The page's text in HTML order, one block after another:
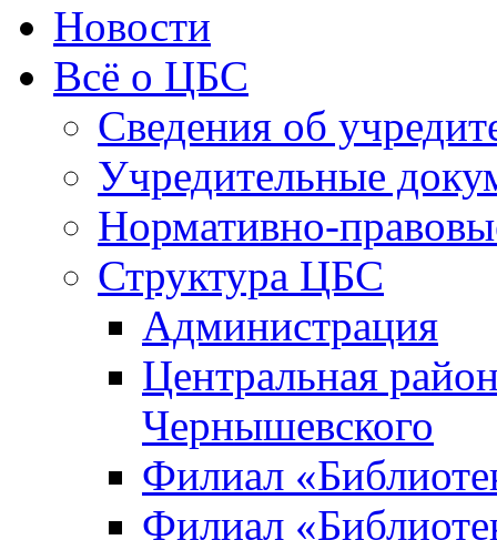
Новости
Всё о ЦБС
Сведения об
Учредительные
Нормативно-
Структура ЦБС
Администрация
Центральная
Чернышевского
Филиал
Филиал